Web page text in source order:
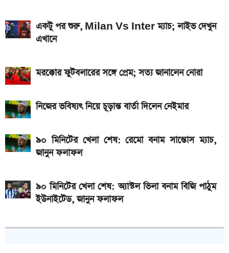
একটু পর শুরু, Milan Vs Inter ম্যাচ; লাইভ দেখুন
এখানে
মরক্কোর ফুটবলারের সঙ্গে প্রেম; সত্য জানালেন নোরা
নিজের ভবিষ্যৎ নিয়ে চূড়ান্ত বার্তা দিলেন নেইমার
৯০ মিনিটের খেলা শেষ: রেমো বনাম সান্তোস ম্যাচ,
জানুন ফলাফল
৯০ মিনিটের খেলা শেষ: অ্যাস্টল ভিলা বনাম বিজি পাঠুম
ইউনাইটেড, জানুন ফলাফল